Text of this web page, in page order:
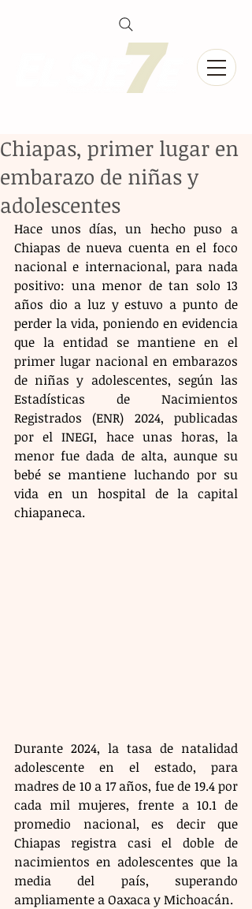
Chiapas, primer lugar en
embarazo de niñas y
adolescentes
Hace unos días, un hecho puso a
Chiapas de nueva cuenta en el foco
nacional e internacional, para nada
positivo: una menor de tan solo 13
años dio a luz y estuvo a punto de
perder la vida, poniendo en evidencia
que la entidad se mantiene en el
primer lugar nacional en embarazos
de niñas y adolescentes, según las
Estadísticas de Nacimientos
Registrados (ENR) 2024, publicadas
por el INEGI, hace unas horas, la
menor fue dada de alta, aunque su
bebé se mantiene luchando por su
vida en un hospital de la capital
chiapaneca.
Durante 2024, la tasa de natalidad
adolescente en el estado, para
madres de 10 a 17 años, fue de 19.4 por
cada mil mujeres, frente a 10.1 de
promedio nacional, es decir que
Chiapas registra casi el doble de
nacimientos en adolescentes que la
media del país, superando
ampliamente a Oaxaca y Michoacán.